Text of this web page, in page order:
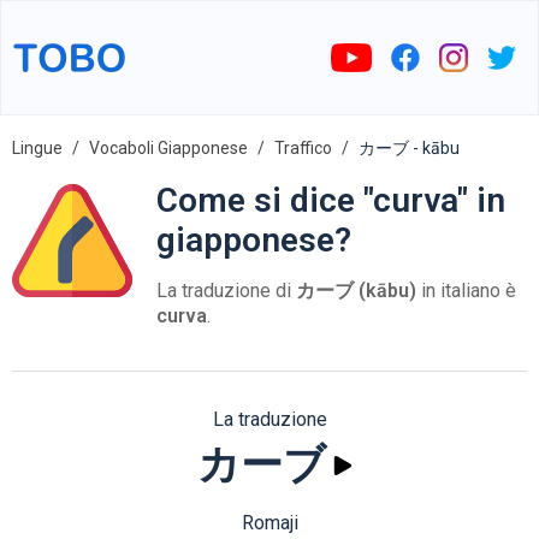
Lingue Vocaboli Giapponese Traffico カーブ - kābu
Come si dice "curva" in
giapponese?
La traduzione di カーブ (kābu) in italiano è
curva.
La traduzione
カーブ
Romaji